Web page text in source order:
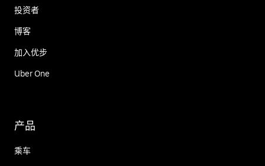
投资者
博客
加入优步
Uber One
产品
乘车